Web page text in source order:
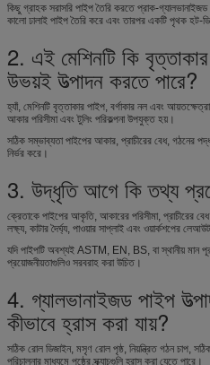
কিছু গ্রাহক সরাসরি পাইপ তৈরি করতে প্রাক-
কালো ঢালাই পাইপ তৈরি করে এবং তারপর একটি পৃথক হট-
2. এই মেশিনটি কি
উভয়ই উত্পাদন করতে পারে?
হ্যাঁ, মেশিনটি বৃত্তাকার পাইপ, বর্গাকার নল এবং
আকার পরিসীমা এবং টুলিং পরিকল্পনা উপযুক্ত হয়।
সঠিক সম্ভাব্যতা পাইপের আকার, প্রাচীরের বেধ, গঠনের
নির্ভর করে।
3. উদ্ধৃতি আগে কি তথ্য
ক্রেতাকে পাইপের আকৃতি, আকারের পরিসীমা, প্রাচীরের
লক্ষ্য, কাটার দৈর্ঘ্য, পাওয়ার সাপ্লাই এবং ওয়ার্কশপের
যদি পাইপটি অবশ্যই ASTM, EN, BS, বা স্থানীয়
প্রয়োজনীয়তাগুলিও সরবরাহ করা উচিত।
4. গ্যালভানাইজড পাইপ
কীভাবে হ্রাস করা যায়?
সঠিক রোল ডিজাইন, মসৃণ রোল পৃষ্ঠ, নিয়ন্ত্রিত গঠন চাপ,
পরিচালনার মাধ্যমে পৃষ্ঠের স্ক্র্যাচগুলি হ্রাস করা যেতে পারে।